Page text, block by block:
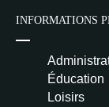
INFORMATIONS
Éducation
Loisirs